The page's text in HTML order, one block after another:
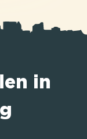
in